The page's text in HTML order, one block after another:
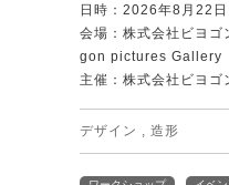
日時：2026年8月22日
会場：株式会社ビヨ
gon pictures Gallery
主催：株式会社ビヨゴ
デザイン , 造形